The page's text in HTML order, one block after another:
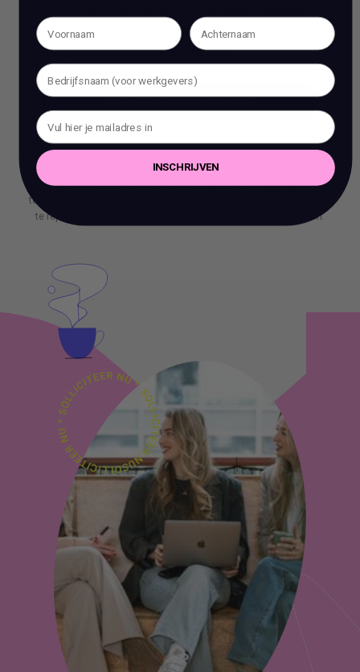
coaching? Bij ons, Vacature Via, kun je dan in
gesprek met 1 van onze experts.
BOEK EEN 70 MIN CONSULT
Het is verboden om zonder voorafgaande schriftelijke
toestemming content en informatie van deze website te kopiëren,
te reproduceren of te gebruiken voor commerciële doeleinden.
INSCHRIJVEN